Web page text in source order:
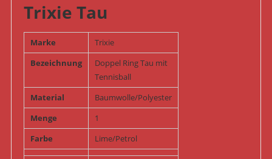
Trixie Tau
Marke
Trixie
Bezeichnung
Doppel Ring Tau mit
Tennisball
Material
Baumwolle/Polyester
Menge
1
Farbe
Lime/Petrol